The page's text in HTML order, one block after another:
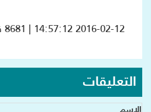
2016-02-12 14:57:12 | 8681 قراءة
التعليقات
الإسم